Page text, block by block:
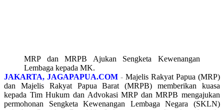
MRP dan MRPB Ajukan Sengketa Kewenangan
Lembaga kepada MK.
JAKARTA, JAGAPAPUA.COM - Majelis Rakyat Papua (MRP)
dan Majelis Rakyat Papua Barat (MRPB) memberikan kuasa
kepada Tim Hukum dan Advokasi MRP dan MRPB mengajukan
permohonan Sengketa Kewenangan Lembaga Negara (SKLN)